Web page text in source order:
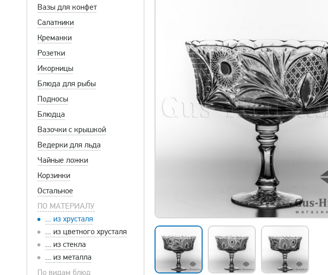
Вазы для конфет
Салатники
Креманки
Розетки
Икорницы
Блюда для рыбы
Подносы
Блюдца
Вазочки с крышкой
Ведерки для льда
Чайные ложки
Корзинки
Остальное
ПО МАТЕРИАЛУ
... из хрусталя
... из цветного хрусталя
... из стекла
... из металла
По видам блюд